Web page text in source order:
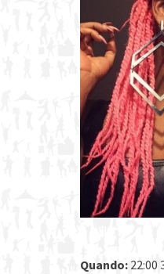
Quando: 22:00